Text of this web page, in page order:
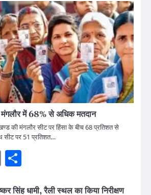
मंगलौर में 68% से अधिक मतदान
की मंगलौर सीट पर हिंसा के बीच 68 प्रतिशत से
सीट पर 51 प्रतिशत…
Email
सिंह धामी, रैली स्थल का किया निरीक्षण